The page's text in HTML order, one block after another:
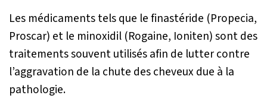
Les médicaments tels que le finastéride (Propecia,
Proscar) et le minoxidil (Rogaine, Ioniten) sont des
traitements souvent utilisés afin de lutter contre
l’aggravation de la chute des cheveux due à la
pathologie.